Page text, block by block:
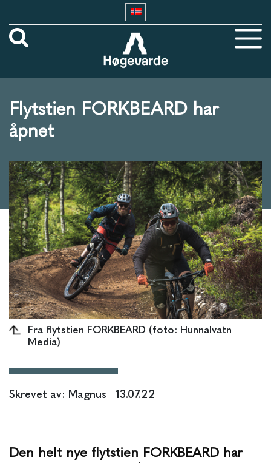
Flytstien FORKBEARD har
åpnet
Fra flytstien FORKBEARD (foto: Hunnalvatn
Media)
Skrevet av: Magnus 13.07.22
Den helt nye flytstien FORKBEARD har